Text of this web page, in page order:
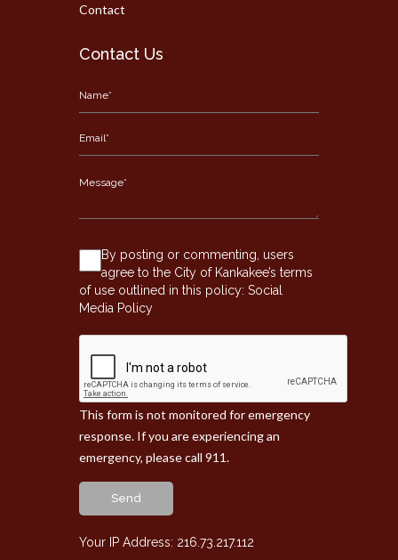
Contact
Contact Us
By posting or commenting, users
agree to the City of Kankakee’s terms
of use outlined in this policy: Social
Media Policy
This form is not monitored for emergency
response. If you are experiencing an
emergency, please call 911.
Send
Your IP Address: 216.73.217.112